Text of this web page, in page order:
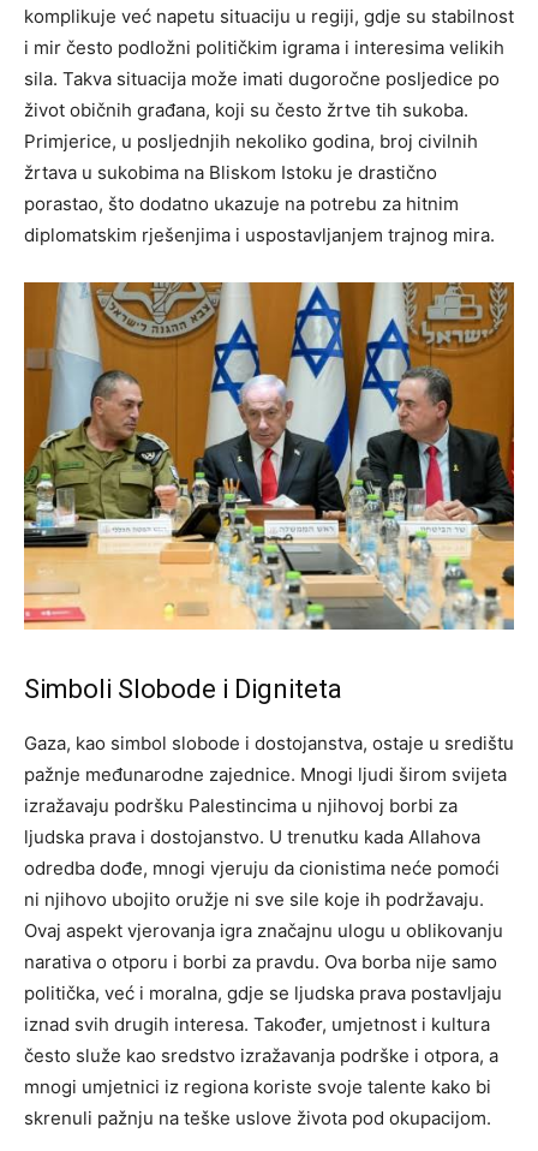
komplikuje već napetu situaciju u regiji, gdje su stabilnost
i mir često podložni političkim igrama i interesima velikih
sila. Takva situacija može imati dugoročne posljedice po
život običnih građana, koji su često žrtve tih sukoba.
Primjerice, u posljednjih nekoliko godina, broj civilnih
žrtava u sukobima na Bliskom Istoku je drastično
porastao, što dodatno ukazuje na potrebu za hitnim
diplomatskim rješenjima i uspostavljanjem trajnog mira.
Simboli Slobode i Digniteta
Gaza, kao simbol slobode i dostojanstva, ostaje u središtu
pažnje međunarodne zajednice. Mnogi ljudi širom svijeta
izražavaju podršku Palestincima u njihovoj borbi za
ljudska prava i dostojanstvo. U trenutku kada Allahova
odredba dođe, mnogi vjeruju da cionistima neće pomoći
ni njihovo ubojito oružje ni sve sile koje ih podržavaju.
Ovaj aspekt vjerovanja igra značajnu ulogu u oblikovanju
narativa o otporu i borbi za pravdu. Ova borba nije samo
politička, već i moralna, gdje se ljudska prava postavljaju
iznad svih drugih interesa. Također, umjetnost i kultura
često služe kao sredstvo izražavanja podrške i otpora, a
mnogi umjetnici iz regiona koriste svoje talente kako bi
skrenuli pažnju na teške uslove života pod okupacijom.